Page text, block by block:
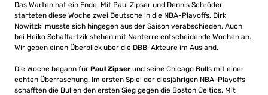
Das Warten hat ein Ende. Mit Paul Zipser und Dennis Schröder
starteten diese Woche zwei Deutsche in die NBA-Playoffs. Dirk
Nowitzki musste sich hingegen aus der Saison verabschieden. Auch
bei Heiko Schaffartzik stehen mit Nanterre entscheidende Wochen an.
Wir geben einen Überblick über die DBB-Akteure im Ausland.
Die Woche begann für Paul Zipserund seine Chicago Bulls mit einer
echten Überraschung. Im ersten Spiel der diesjährigen NBA-Playoffs
schafften die Bullen den ersten Sieg gegen die Boston Celtics. Mit